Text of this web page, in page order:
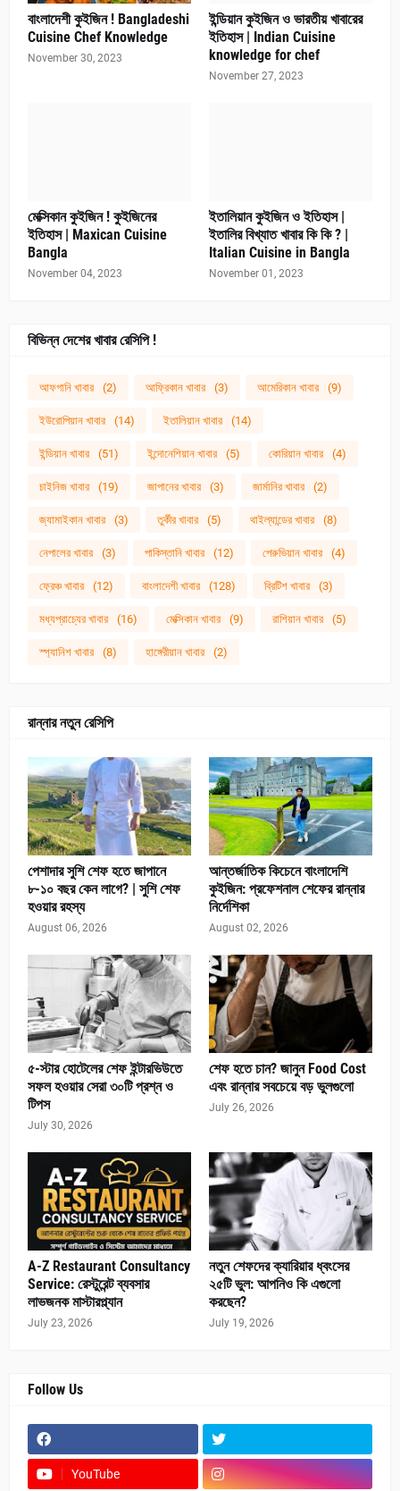
বাংলাদেশী কুইজিন ! Bangladeshi
Cuisine Chef Knowledge
November 30, 2023
ইন্ডিয়ান কুইজিন ও ভারতীয় খাবারের
ইতিহাস | Indian Cuisine
knowledge for chef
November 27, 2023
মেক্সিকান কুইজিন ! কুইজিনের
ইতিহাস | Maxican Cuisine
Bangla
November 04, 2023
ইতালিয়ান কুইজিন ও ইতিহাস |
ইতালির বিখ্যাত খাবার কি কি ? |
Italian Cuisine in Bangla
November 01, 2023
বিভিন্ন দেশের খাবার রেসিপি !
আফগানি খাবার (2) আফ্রিকান খাবার (3) আমেরিকান খাবার (9)
ইউরোপিয়ান খাবার (14) ইতালিয়ান খাবার (14)
ইন্ডিয়ান খাবার (51) ইন্দোনেশিয়ান খাবার (5) কোরিয়ান খাবার (4)
চাইনিজ খাবার (19) জাপানের খাবার (3) জার্মানির খাবার (2)
জ্যামাইকান খাবার (3) তুর্কীর খাবার (5) থাইল্যান্ডের খাবার (8)
নেপালের খাবার (3) পাকিস্তানি খাবার (12) পেরুভিয়ান খাবার (4)
ফ্রেঞ্চ খাবার (12) বাংলাদেশী খাবার (128) ব্রিটিশ খাবার (3)
মধ্যপ্রাচ্যের খাবার (16) মেক্সিকান খাবার (9) রাশিয়ান খাবার (5)
স্প্যানিশ খাবার (8) হাঙ্গেরীয়ান খাবার (2)
রান্নার নতুন রেসিপি
পেশাদার সুশি শেফ হতে জাপানে
৮-১০ বছর কেন লাগে? | সুশি শেফ
হওয়ার রহস্য
August 06, 2026
আন্তর্জাতিক কিচেনে বাংলাদেশি
কুইজিন: প্রফেশনাল শেফের রান্নার
নির্দেশিকা
August 02, 2026
৫-স্টার হোটেলের শেফ ইন্টারভিউতে
সফল হওয়ার সেরা ৩০টি প্রশ্ন ও
টিপস
July 30, 2026
শেফ হতে চান? জানুন Food Cost
এবং রান্নার সবচেয়ে বড় ভুলগুলো
July 26, 2026
A-Z Restaurant Consultancy
Service: রেস্টুরেন্ট ব্যবসার
লাভজনক মাস্টারপ্ল্যান
July 23, 2026
নতুন শেফদের ক্যারিয়ার ধ্বংসের
২৫টি ভুল: আপনিও কি এগুলো
করছেন?
July 19, 2026
Follow Us
YouTube